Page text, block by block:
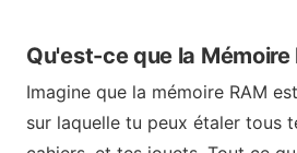
Qu'est-ce que la Mémoire
Imagine que la mémoire RAM
sur laquelle tu peux étaler tous